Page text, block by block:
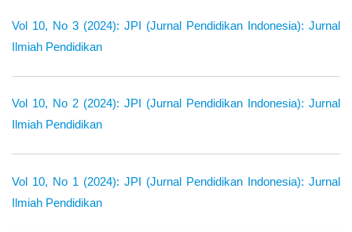
Vol 10, No 3 (2024): JPI (Jurnal Pendidikan Indonesia): Jurnal
Ilmiah Pendidikan
Vol 10, No 2 (2024): JPI (Jurnal Pendidikan Indonesia): Jurnal
Ilmiah Pendidikan
Vol 10, No 1 (2024): JPI (Jurnal Pendidikan Indonesia): Jurnal
Ilmiah Pendidikan